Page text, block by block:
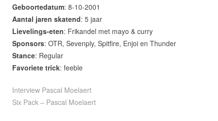
Geboortedatum: 8-10-2001
Aantal jaren skatend: 5 jaar
Lievelings-eten: Frikandel met mayo & curry
Sponsors: OTR, Sevenply, Spitfire, Enjoi en Thunder
Stance: Regular
Favoriete trick: feeble
Interview Pascal Moelaert
Six Pack – Pascal Moelaert